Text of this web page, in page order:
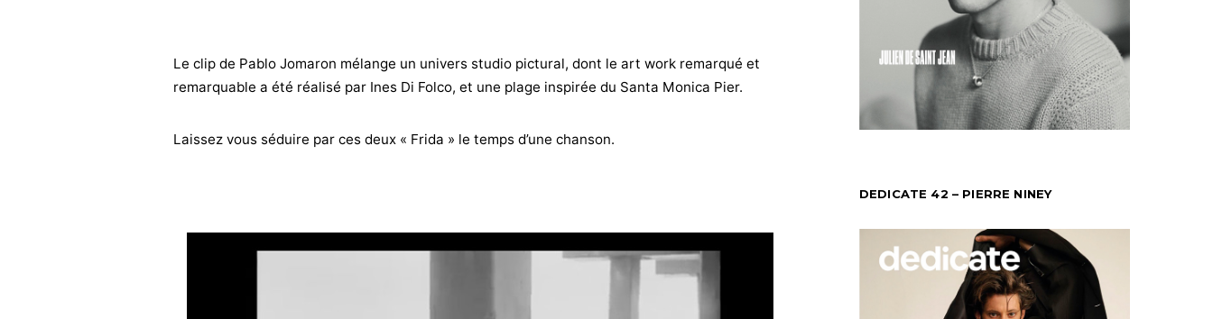
Le clip de Pablo Jomaron mélange un univers studio pictural, dont le art work remarqué et
remarquable a été réalisé par Ines Di Folco, et une plage inspirée du Santa Monica Pier.
Laissez vous séduire par ces deux « Frida » le temps d’une chanson.
DEDICATE 42 – PIERRE NINEY